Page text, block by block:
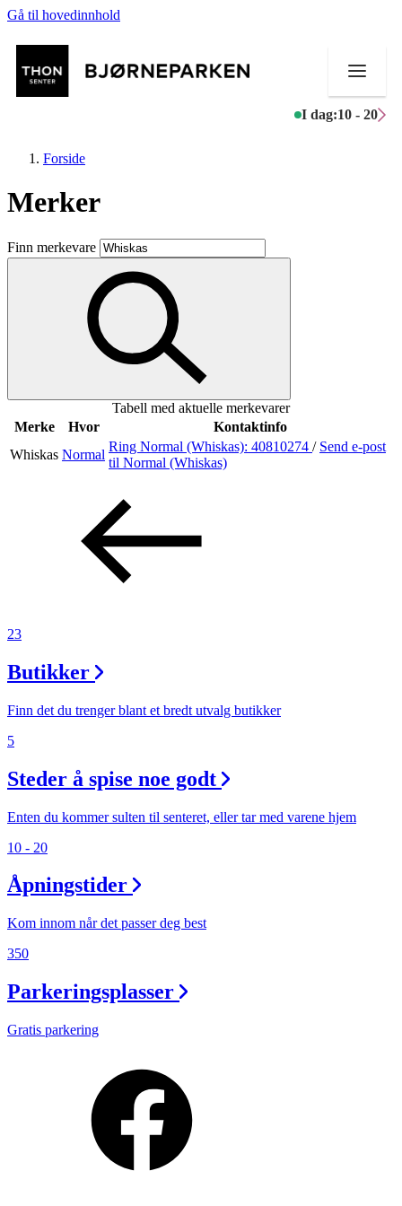
Gå til hovedinnhold
I dag:10 - 20
Butikker
Mat og drikke
Aktiviteter
Søk
Åpningstider
Praktisk informasjon
Gavekort
Finn frem
Forside
Merker
Finn merkevare
Tabell med aktuelle merkevarer
Merke
Hvor
Kontaktinfo
Whiskas Normal
Ring Normal (Whiskas): 40810274 / Send e-post
til Normal (Whiskas)
23
Butikker
Finn det du trenger blant et bredt utvalg butikker
5
Steder å spise noe godt
Enten du kommer sulten til senteret, eller tar med varene hjem
10 - 20
Åpningstider
Kom innom når det passer deg best
350
Parkeringsplasser
Gratis parkering